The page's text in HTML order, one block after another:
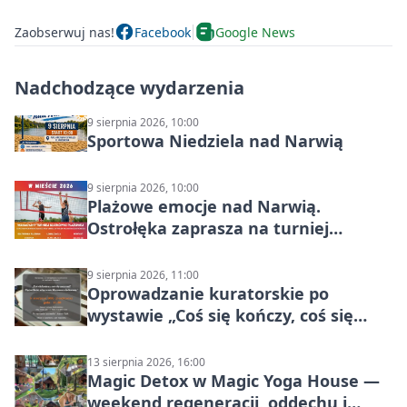
Zaobserwuj nas! Facebook Google News
Nadchodzące wydarzenia
9 sierpnia 2026, 10:00
Sportowa Niedziela nad Narwią
9 sierpnia 2026, 10:00
Plażowe emocje nad Narwią.
Ostrołęka zaprasza na turniej
9 sierpnia 2026, 11:00
Oprowadzanie kuratorskie po
wystawie „Coś się kończy, coś się
Mazowsza do Korony”
13 sierpnia 2026, 16:00
Magic Detox w Magic Yoga House —